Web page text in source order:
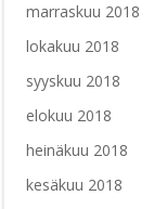
marraskuu 2018
lokakuu 2018
syyskuu 2018
elokuu 2018
heinäkuu 2018
kesäkuu 2018